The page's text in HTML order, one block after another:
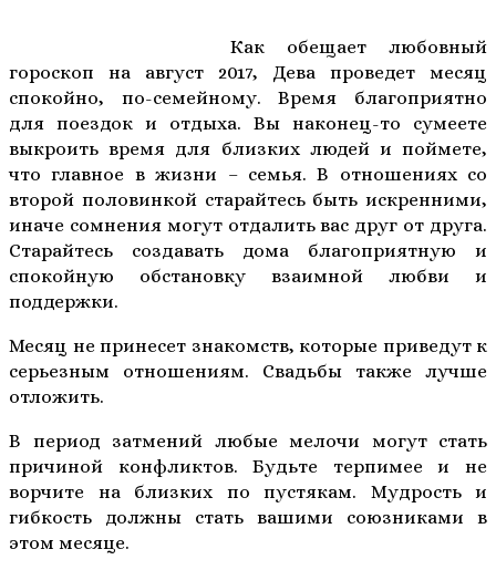
Как обещает любовный
гороскоп на август 2017, Дева проведет месяц
спокойно, по-семейному. Время благоприятно
для поездок и отдыха. Вы наконец-то сумеете
выкроить время для близких людей и поймете,
что главное в жизни – семья. В отношениях со
второй половинкой старайтесь быть искренними,
иначе сомнения могут отдалить вас друг от друга.
Старайтесь создавать дома благоприятную и
спокойную обстановку взаимной любви и
поддержки.
Месяц не принесет знакомств, которые приведут к
серьезным отношениям. Свадьбы также лучше
отложить.
В период затмений любые мелочи могут стать
причиной конфликтов. Будьте терпимее и не
ворчите на близких по пустякам. Мудрость и
гибкость должны стать вашими союзниками в
этом месяце.